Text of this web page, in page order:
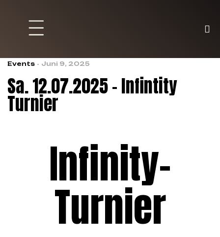
Events Juni 9, 2025
Sa. 12.07.2025 – Infintity
Turnier
Infinity-
Turnier